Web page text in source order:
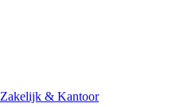
Zakelijk & Kantoor